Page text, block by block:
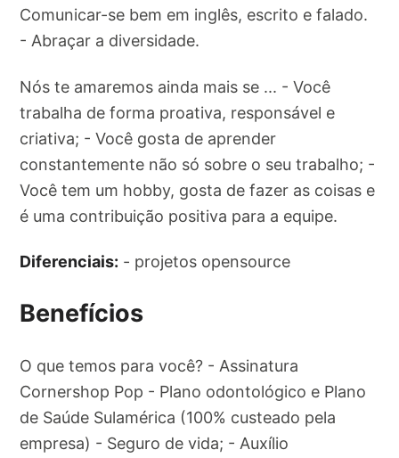
Comunicar-se bem em inglês, escrito e falado.
- Abraçar a diversidade.
Nós te amaremos ainda mais se ... - Você
trabalha de forma proativa, responsável e
criativa; - Você gosta de aprender
constantemente não só sobre o seu trabalho; -
Você tem um hobby, gosta de fazer as coisas e
é uma contribuição positiva para a equipe.
Diferenciais: - projetos opensource
Benefícios
O que temos para você? - Assinatura
Cornershop Pop - Plano odontológico e Plano
de Saúde Sulamérica (100% custeado pela
empresa) - Seguro de vida; - Auxílio